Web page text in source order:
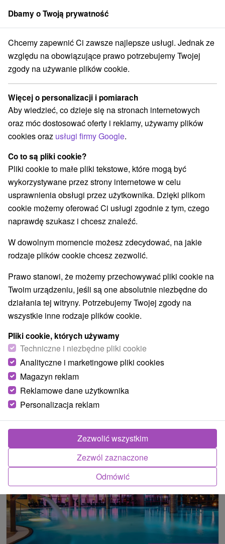
członek grupySorger
Fauna w Małej Fatrze
Fauna w Małej Fatrze
Fatra|Fauna| Odwiedzenie zasady|narty|Galeria zdjęć
rzeczy
|hotele
Królestwo zwierząt NP Fatra
gatunków górskich. Nie
zostały zachowane kilka
gatunków ssaków i ptaków,
które znajdują się w innych
dziedzinach już w spadku.
lasy siedlisk skalnych i górskich łąk jak bocian czarny, orzeł
przedni, głuszca wspólnego, derkacza, sowa orzeł,
dzięcioł, dzięcioł trójpalczasty, vrchárka czerwonawy
pleśniawki kolohrivý, nagórnik zwyczajny, kolibiarik sibilant,
pomurnik, Crested tit.
Ssaki w NP Fatry życia jako brązowe niedźwiedzie, rysie,
wydry, Wolf, dzikie CAT, sarny i jelenie.
Obfite fauny motyli i Coleoptera, takich jak motyl Apollo i
chmurzy Apollo.
TE OFERTY MOGĄ PAŃSTWO
BYĆ TAKŻE
ZAINTERESOWANY
TIP
Dbamy o Twoją prywatność
Chcemy zapewnić Ci zawsze najlepsze usługi. Jednak ze
względu na obowiązujące prawo potrzebujemy Twojej
zgody na używanie plików cookie.
Więcej o personalizacji i pomiarach
Aby wiedzieć, co dzieje się na stronach internetowych
oraz móc dostosować oferty i reklamy, używamy plików
cookies oraz usługi firmy Google.
Co to są pliki cookie?
Pliki cookie to małe pliki tekstowe, które mogą być
wykorzystywane przez strony internetowe w celu
usprawnienia obsługi przez użytkownika. Dzięki plikom
cookie możemy oferować Ci usługi zgodnie z tym, czego
naprawdę szukasz i chcesz znaleźć.
W dowolnym momencie możesz zdecydować, na jakie
rodzaje plików cookie chcesz zezwolić.
Prawo stanowi, że możemy przechowywać pliki cookie na
Twoim urządzeniu, jeśli są one absolutnie niezbędne do
działania tej witryny. Potrzebujemy Twojej zgody na
wszystkie inne rodzaje plików cookie.
Pliki cookie, których używamy
Techniczne i niezbędne pliki cookie
Analityczne i marketingowe pliki cookies
Magazyn reklam
Reklamowe dane użytkownika
Personalizacja reklam
Odmówić
Zezwól zaznaczone
Zezwolić wszystkim